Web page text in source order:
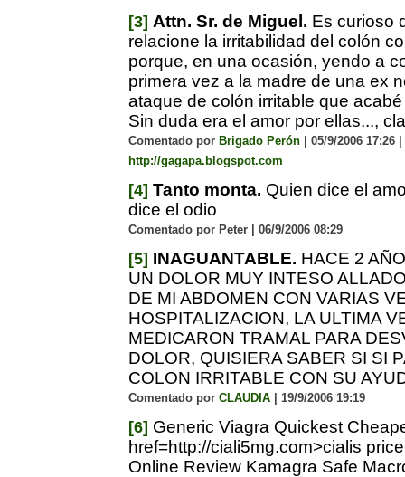
[3] Attn. Sr. de Miguel. Es curioso
relacione la irritabilidad del colón
porque, en una ocasión, yendo a
primera vez a la madre de una ex
ataque de colón irritable que
Sin duda era el amor por ellas...,
Comentado por Brigado Perón | 05/9/2006 17:26 |
http://gagapa.blogspot.com
[4] Tanto monta. Quien dice el
dice el odio
Comentado por Peter | 06/9/2006 08:29
[5] INAGUANTABLE. HACE 2
UN DOLOR MUY INTESO
DE MI ABDOMEN CON VARIAS
HOSPITALIZACION, LA ULTIMA
MEDICARON TRAMAL PARA
DOLOR, QUISIERA SABER SI SI
COLON IRRITABLE CON SU
Comentado por CLAUDIA | 19/9/2006 19:19
[6] Generic Viagra Quickest
href=http://ciali5mg.com>cialis
Online Review Kamagra Safe